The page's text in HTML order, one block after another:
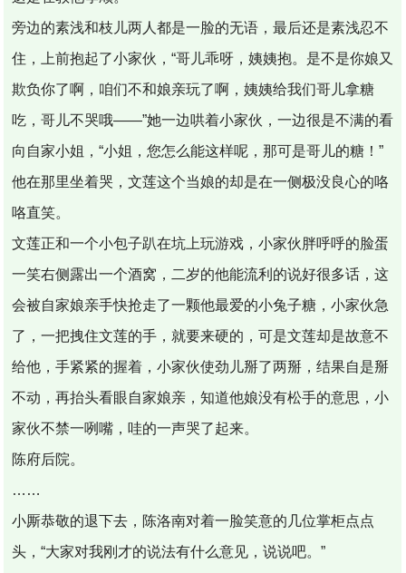
旁边的素浅和枝儿两人都是一脸的无语，最后还是素浅忍不
住，上前抱起了小家伙，“哥儿乖呀，姨姨抱。是不是你娘又
欺负你了啊，咱们不和娘亲玩了啊，姨姨给我们哥儿拿糖
吃，哥儿不哭哦——”她一边哄着小家伙，一边很是不满的看
向自家小姐，“小姐，您怎么能这样呢，那可是哥儿的糖！”
他在那里坐着哭，文莲这个当娘的却是在一侧极没良心的咯
咯直笑。
文莲正和一个小包子趴在坑上玩游戏，小家伙胖呼呼的脸蛋
一笑右侧露出一个酒窝，二岁的他能流利的说好很多话，这
会被自家娘亲手快抢走了一颗他最爱的小兔子糖，小家伙急
了，一把拽住文莲的手，就要来硬的，可是文莲却是故意不
给他，手紧紧的握着，小家伙使劲儿掰了两掰，结果自是掰
不动，再抬头看眼自家娘亲，知道他娘没有松手的意思，小
家伙不禁一咧嘴，哇的一声哭了起来。
陈府后院。
……
小厮恭敬的退下去，陈洛南对着一脸笑意的几位掌柜点点
头，“大家对我刚才的说法有什么意见，说说吧。”